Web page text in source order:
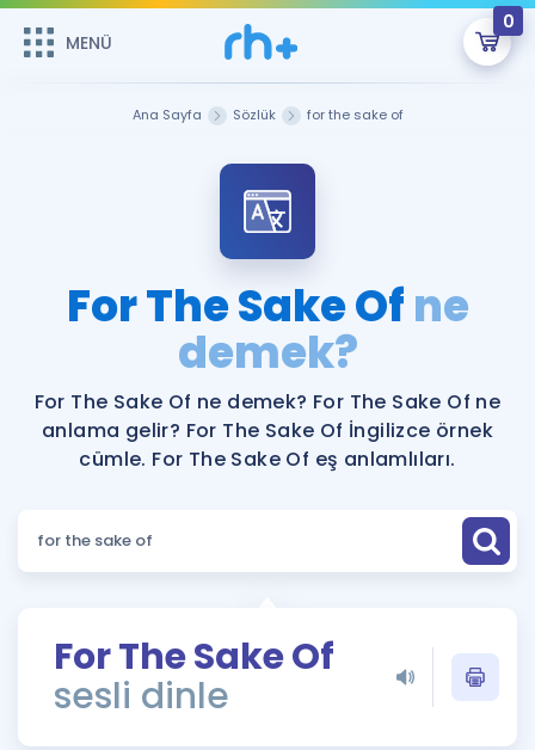
MENÜ
0
Şifremi Hatırlamıyorum
Sepetin Şu An Boş.
Remzi Hoca ile seni sınava hazırlayacak onlarca eğitim seni
bekliyor!
MENÜ
Katılımcı Görüşleri
Faydalı Araçlar
Ücretsiz Kaynaklar
ÖSYM Sınav Takvimi
Kampanyalar
İngilizce Gramer
Ana Sayfa Sözlük for the sake of
For The Sake Ofne
demek?
For The Sake Of ne demek? For The Sake Of ne
anlama gelir? For The Sake Of İngilizce örnek
cümle. For The Sake Of eş anlamlıları.
For The Sake Of
sesli dinle